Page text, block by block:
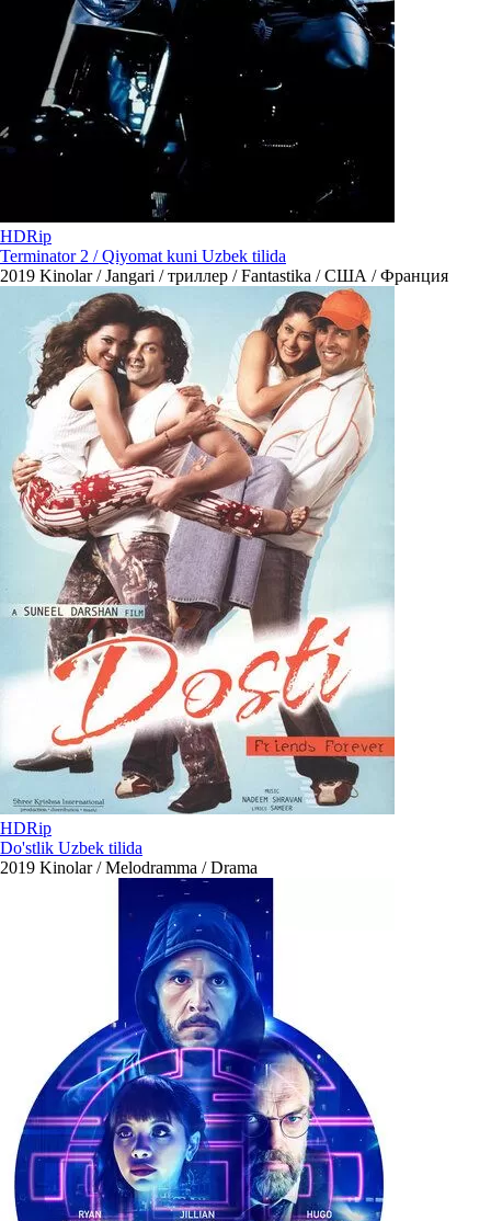
HDRip
Terminator 2 / Qiyomat kuni Uzbek tilida
2019 Kinolar / Jangari / триллер / Fantastika / США / Франция
HDRip
Do'stlik Uzbek tilida
2019 Kinolar / Melodramma / Drama